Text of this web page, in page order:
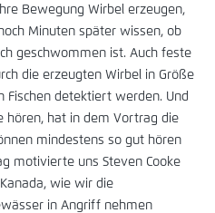
Bewegung Wirbel erzeugen,
Minuten später wissen, ob
geschwommen ist. Auch feste
die erzeugten Wirbel in Größe
Fischen detektiert werden. Und
hören, hat in dem Vortrag die
mindestens so gut hören
motivierte uns Steven Cooke
wie wir die
in Angriff nehmen